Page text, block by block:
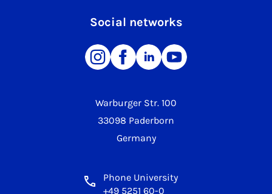
Warburger Str. 100
33098 Paderborn
Germany
Phone University
+49 5251 60-0
Social networks